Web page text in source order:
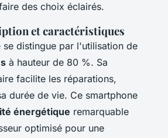
des choix éclairés.
et caractéristiques
se distingue par l'utilisation de
à hauteur de 80 %. Sa
facilite les réparations,
durée de vie. Ce smartphone
énergétique remarquable
optimisé pour une